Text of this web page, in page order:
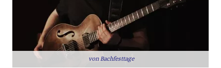
Bachfesttage